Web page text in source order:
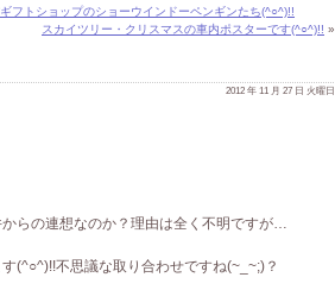
フトショップのショーウインドーペンギンたち(^○^)!!
スカイツリー・クリスマスの車内ポスターです(^○^)!! »
2012 年 11 月 27 日 火曜日
らの連想なのか？理由は全く不明ですが…
(^○^)!!不思議な取り合わせですね(~_~;)？